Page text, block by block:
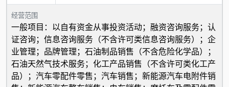
经营范围
一般项目：以自有资金从事投资活动；融资咨询服务；认
证咨询；信息咨询服务（不含许可类信息咨询服务）；企
业管理；品牌管理；石油制品销售（不含危险化学品）；
石油天然气技术服务；化工产品销售（不含许可类化工产
品）；汽车零配件零售；汽车销售；新能源汽车电附件销